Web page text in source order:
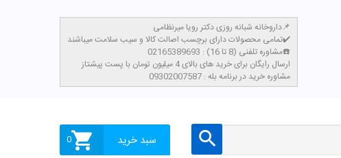
داروخانه شبانه روزی دکتر رویا میرنظامی📌
تمامی محصولات دارای برچسب اصالت کالا و سیب سلامت میباشند✔️
مشاوره تلفنی (8 تا 16) : 02165389693☎️
​ارسال رایگان برای خرید های بالای 4 میلیون تومان با پست پیشتاز
مشاوره خرید در برنامه بله : 09302007587
سبد خرید 0